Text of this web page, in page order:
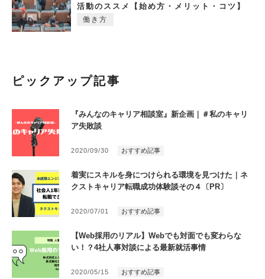
活動のススメ【始め方・メリット・コツ】
働き方
ピックアップ記事
『みんなのキャリア相談室』新企画｜＃私のキャリ
ア失敗談
2020/09/30 おすすめ記事
着実にスキルを身につけられる環境を見つけた｜ネ
クストキャリア転職成功体験談その４〔PR〕
2020/07/01 おすすめ記事
【Web採用のリアル】Webでも対面でも変わらな
い！？4社人事対談による最新就活事情
2020/05/15 おすすめ記事